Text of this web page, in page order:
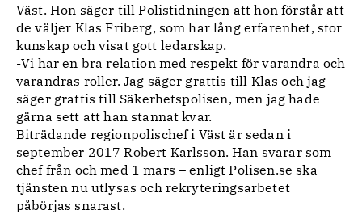
Väst. Hon säger till Polistidningen att hon förstår att
de väljer Klas Friberg, som har lång erfarenhet, stor
kunskap och visat gott ledarskap.
-Vi har en bra relation med respekt för varandra och
varandras roller. Jag säger grattis till Klas och jag
säger grattis till Säkerhetspolisen, men jag hade
gärna sett att han stannat kvar.
Biträdande regionpolischef i Väst är sedan i
september 2017 Robert Karlsson. Han svarar som
chef från och med 1 mars – enligt Polisen.se ska
tjänsten nu utlysas och rekryteringsarbetet
påbörjas snarast.